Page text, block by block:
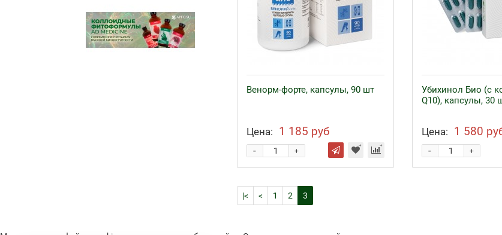
Венорм-форте, капсулы, 90 шт
Цена: 1 185 руб
+
-
Убихинол Био (с
Q10), капсулы, 30
Цена: 1 580
+
-
|< < 1 2 3